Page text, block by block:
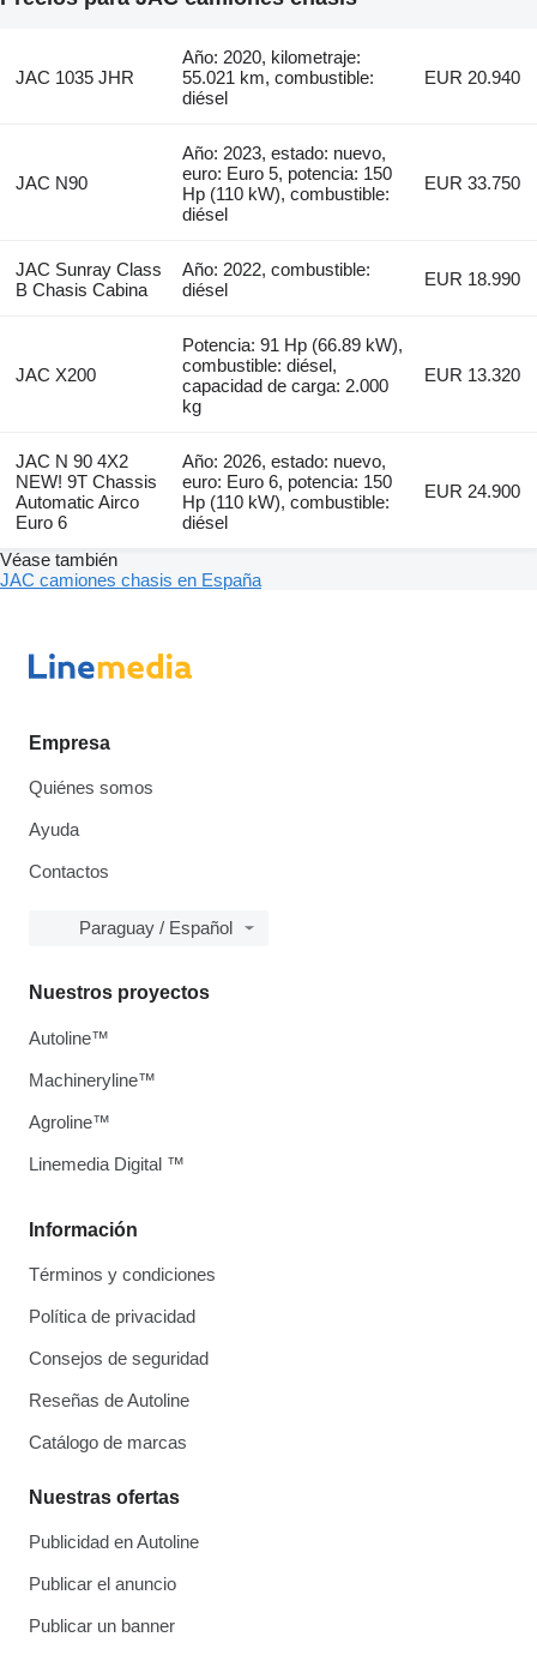
JAC 1035 JHR
Año: 2020, kilometraje:
55.021 km, combustible:
diésel
EUR 20.940
JAC N90
Año: 2023, estado: nuevo,
euro: Euro 5, potencia: 150
Hp (110 kW), combustible:
diésel
EUR 33.750
JAC Sunray Class
B Chasis Cabina
Año: 2022, combustible:
diésel
EUR 18.990
JAC X200
Potencia: 91 Hp (66.89 kW),
combustible: diésel,
capacidad de carga: 2.000
kg
EUR 13.320
JAC N 90 4X2
NEW! 9T Chassis
Automatic Airco
Euro 6
Año: 2026, estado: nuevo,
euro: Euro 6, potencia: 150
Hp (110 kW), combustible:
diésel
EUR 24.900
Véase también
JAC camiones chasis en España
Empresa
Quiénes somos
Ayuda
Contactos
Paraguay / Español
Información
Términos y condiciones
Política de privacidad
Consejos de seguridad
Reseñas de Autoline
Catálogo de marcas
Nuestras ofertas
Publicidad en Autoline
Publicar el anuncio
Publicar un banner
Nuestros proyectos
Autoline™
Machineryline™
Agroline™
Linemedia Digital ™